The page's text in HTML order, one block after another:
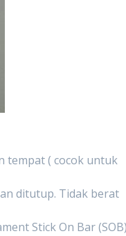
tempat ( cocok untuk
ditutup. Tidak berat
Stick On Bar (SOB)